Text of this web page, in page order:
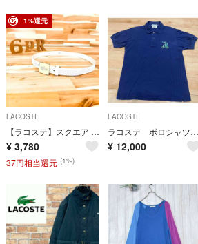
1%還元
LACOSTE
【ラコステ】スクエア ワニ ロゴ バックル ベルト ゴルフ 白ホワイト×ベージュ
¥ 3,780
37円相当還元 (1%)
LACOSTE
ラコステ ポロシャツ 160年記念 ル・ボン・マルシェ・リーヴ・ゴーシュ
¥ 12,000